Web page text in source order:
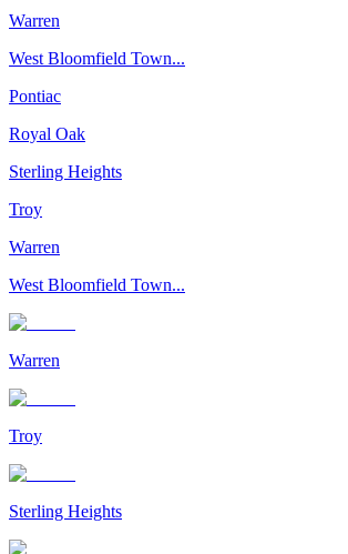
Warren
West Bloomfield Town...
Pontiac
Royal Oak
Sterling Heights
Troy
Warren
West Bloomfield Town...
Warren
Troy
Sterling Heights